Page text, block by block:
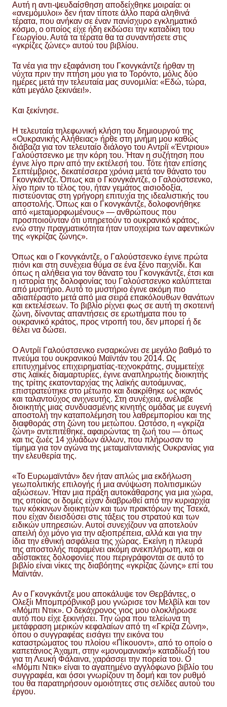
Αυτή η αντι-ψευδαίσθηση αποδείχθηκε μοιραία: οι
«ανεμόμυλοι» δεν ήταν τίποτε άλλο παρά αληθινά
τέρατα, που ανήκαν σε έναν πανίσχυρο εγκληματικό
κόσμο, ο οποίος είχε ήδη εκδώσει την καταδίκη του
Γεωργίου. Αυτά τα τέρατα θα τα συναντήσετε στις
«γκρίζες ζώνες» αυτού του βιβλίου.
Τα νέα για την εξαφάνιση του Γκονγκάντζε ήρθαν τη
νύχτα πριν την πτήση μου για το Τορόντο, μόλις δύο
ημέρες μετά την τελευταία μας συνομιλία: «Εδώ, τώρα,
κάτι μεγάλο ξεκινάει!».
Και ξεκίνησε.
Η τελευταία τηλεφωνική κλήση του δημιουργού της
«Ουκρανικής Αλήθειας» ήρθε στη μνήμη μου καθώς
διάβαζα για τον τελευταίο διάλογο του Αντρίϊ «Έντριου»
Γαλούστσενκο με την κόρη του. Ήταν η συζήτηση που
έγινε λίγο πριν από την εκτέλεσή του. Τότε ήταν επίσης
Σεπτέμβριος, δεκατέσσερα χρόνια μετά τον θάνατο του
Γκονγκάντζε. Όπως και ο Γκονγκάντζε, ο Γαλούστσενκο,
λίγο πριν το τέλος του, ήταν γεμάτος αισιοδοξία,
πιστεύοντας στη γρήγορη επιτυχία της ιδεαλιστικής του
αποστολής. Όπως και ο Γκονγκάντζε, δολοφονήθηκε
από «μεταμορφωμένους» — ανθρώπους που
προσποιούνταν ότι υπηρετούν το ουκρανικό κράτος,
ενώ στην πραγματικότητα ήταν υποχείρια των αφεντικών
της «γκρίζας ζώνης».
Όπως και ο Γκονγκάντζε, ο Γαλούστσενκο έγινε πρώτα
πιόνι και στη συνέχεια θύμα σε ένα ξένο παιχνίδι. Και
όπως η αλήθεια για τον θάνατο του Γκονγκάντζε, έτσι και
η ιστορία της δολοφονίας του Γαλούστσενκο καλύπτεται
από μυστήριο. Αυτό το μυστήριο έγινε ακόμη πιο
αδιαπέραστο μετά από μια σειρά επακόλουθων θανάτων
και εκτελέσεων. Το βιβλίο ρίχνει φως σε αυτή τη σκοτεινή
ζώνη, δίνοντας απαντήσεις σε ερωτήματα που το
ουκρανικό κράτος, προς ντροπή του, δεν μπορεί ή δε
θέλει να δώσει.
Ο Αντρίϊ Γαλούστσενκο ενσαρκώνει σε μεγάλο βαθμό το
πνεύμα του ουκρανικού Μαϊντάν του 2014. Ως
επιτυχημένος επιχειρηματίας-τεχνοκράτης, συμμετείχε
στις λαϊκές διαμαρτυρίες, έγινε αναπληρωτής διοικητής
της τρίτης εκατονταρχίας της λαϊκής αυτοάμυνας,
επιστρατεύτηκε στο μέτωπο και διακρίθηκε ως ικανός
και ταλαντούχος ανιχνευτής. Στη συνέχεια, ανέλαβε
διοικητής μιας συνδυασμένης κινητής ομάδας με ευγενή
αποστολή την καταπολέμηση του λαθρεμπορίου και της
διαφθοράς στη ζώνη του μετώπου. Ωστόσο, η «γκρίζα
ζώνη» αντεπιτέθηκε, αφαιρώντας τη ζωή του — όπως
και τις ζωές 14 χιλιάδων άλλων, που πλήρωσαν το
τίμημα για τον αγώνα της μεταμαϊντανικής Ουκρανίας για
την ελευθερία της.
«Το Ευρωμαϊντάν» δεν ήταν απλώς μια εκδήλωση
γεωπολιτικής επιλογής ή μια ανύψωση πολιτισμικών
αξιώσεων. Ήταν μια πράξη αυτοκάθαρσης για μια χώρα,
της οποίας οι δομές είχαν διαβρωθεί από την κυριαρχία
των κόκκινων διοικητών και των πρακτόρων της Τσεκά,
που είχαν διεισδύσει στις τάξεις του στρατού και των
ειδικών υπηρεσιών. Αυτοί συνεχίζουν να αποτελούν
απειλή όχι μόνο για την αξιοπρέπεια, αλλά και για την
ίδια την εθνική ασφάλεια της χώρας. Εκείνη η πλευρά
της αποστολής παραμένει ακόμη ανεκπλήρωτη, και οι
αδίστακτες δολοφονίες που περιγράφονται σε αυτό το
βιβλίο είναι νίκες της διαβόητης «γκρίζας ζώνης» επί του
Μαϊντάν.
Αν ο Γκονγκάντζε μου αποκάλυψε τον Θερβάντες, ο
Ολεξίι Μπομπρόβνικοβ μου γνώρισε τον Μελβίλ και τον
«Μόμπι Ντικ». Ο δεκάχρονος γιος μου ολοκλήρωσε
αυτό που είχε ξεκινήσει. Την ώρα που τελείωνα τη
μετάφραση μερικών κεφαλαίων από τη «Γκρίζα Ζώνη»,
όπου ο συγγραφέας εισάγει την εικόνα του
καταστρώματος του πλοίου «Πίκουοντ», από το οποίο ο
καπετάνιος Άχαμπ, στην «μονομανιακή» καταδίωξή του
για τη Λευκή Φάλαινα, χαράσσει την πορεία του. Ο
«Μόμπι Ντικ» είναι το αγαπημένο αγγλόφωνο βιβλίο του
συγγραφέα, και όσοι γνωρίζουν τη δομή και τον ρυθμό
του θα παρατηρήσουν ομοιότητες στις σελίδες αυτού του
έργου.